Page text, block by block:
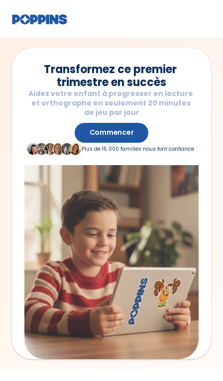
Transformez ce premier
trimestre en succès
Aidez votre enfant à progresser en lecture
et orthographe en seulement 20 minutes
de jeu par jour
Commencer
Plus de 15 000 familles nous font confiance